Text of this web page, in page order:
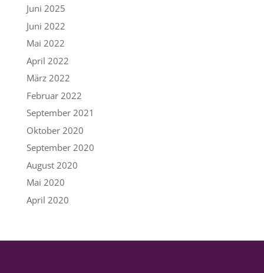
Juni 2025
Juni 2022
Mai 2022
April 2022
März 2022
Februar 2022
September 2021
Oktober 2020
September 2020
August 2020
Mai 2020
April 2020